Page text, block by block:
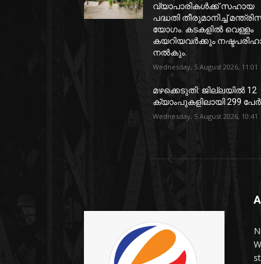
വ്യാപാരികൾക്ക് സഹായ
പദ്ധതി തീരുമാനിച്ച്
യോഗം. കടകളിൽ വെള്ളം
കയറിയവർക്കും
നൽകും.
Wednesday, 5 August 2026, 11:01
മഴക്കെടുതി: ജില്ലയിൽ 12
ക്യാംപുകളിലായി 299 പേർ
Wednesday, 5 August 2026, 10:41